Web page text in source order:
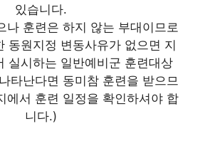
있습니다.
나 훈련은 하지 않는 부대이므로
동원지정 변동사유가 없으면 지
실시하는 일반예비군 훈련대상
타난다면 동미참 훈련을 받으므
에서 훈련 일정을 확인하셔야 합
니다.)